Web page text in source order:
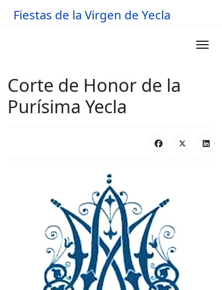
Fiestas de la Virgen de Yecla
Corte de Honor de la
Purísima Yecla